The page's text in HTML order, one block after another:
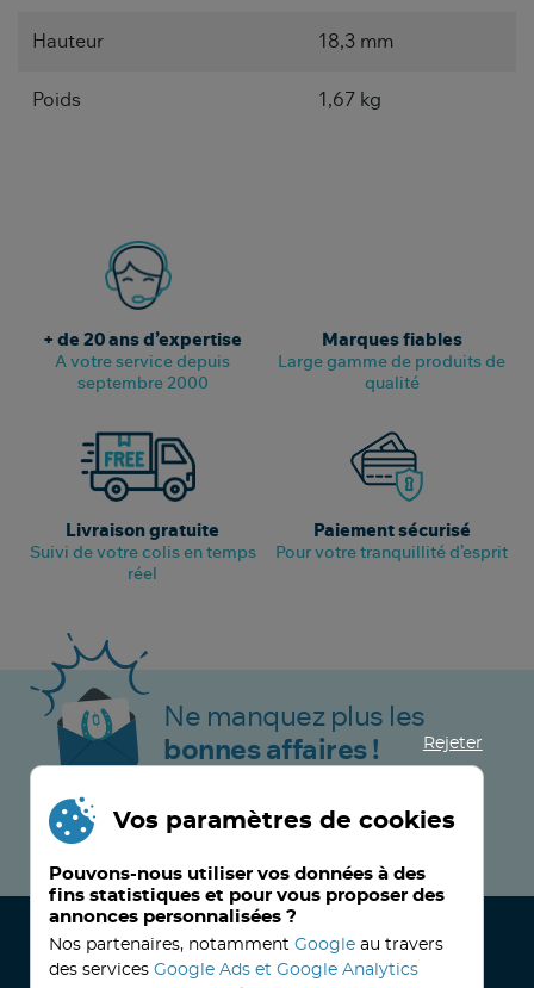
Hauteur 18,3 mm
Poids 1,67 kg
+ de 20 ans d’expertise
A votre service depuis
septembre 2000
Marques fiables
Large gamme de produits de
qualité
Livraison gratuite
Suivi de votre colis en temps
réel
Paiement sécurisé
Pour votre tranquillité d’esprit
Ne manquez plus les
bonnes affaires !
JE M’INSCRIS MAINTENANT !
Rejeter
Vos paramètres de cookies
Pouvons-nous utiliser vos données à des
fins statistiques et pour vous proposer des
annonces personnalisées ?
Nos partenaires, notamment Google au travers
des services Google Ads et Google Analytics